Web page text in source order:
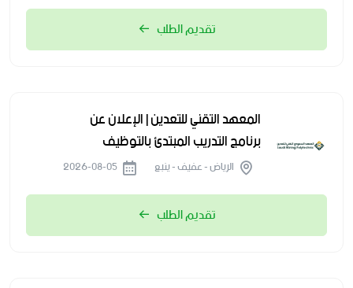
تقديم الطلب
المعهد التقني للتعدين | الإعلان عن
برنامج التدريب المبتدئ بالتوظيف
الرياض - عفيف - ينبع
تقديم الطلب